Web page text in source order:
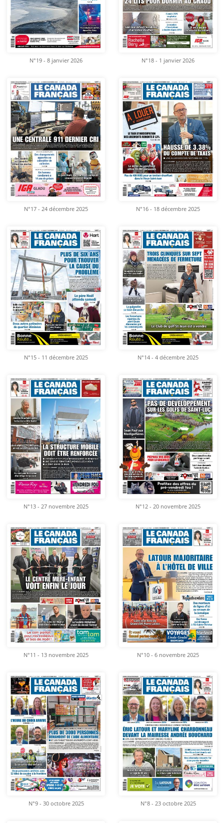
N°19 - 8 janvier 2026 N°18 - 1 janvier 2026
N°17 - 24 décembre 2025 N°16 - 18 décembre 2025
N°15 - 11 décembre 2025 N°14 - 4 décembre 2025
N°13 - 27 novembre 2025 N°12 - 20 novembre 2025
N°11 - 13 novembre 2025 N°10 - 6 novembre 2025
N°9 - 30 octobre 2025 N°8 - 23 octobre 2025